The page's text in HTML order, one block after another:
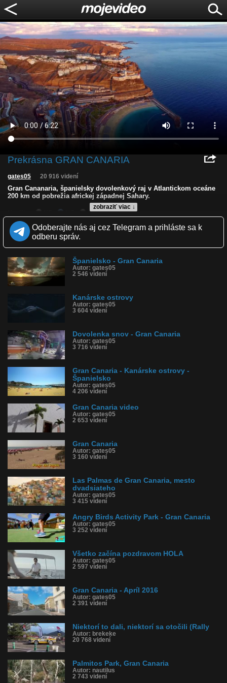
Prekrásna GRAN CANARIA
zobraziť viac ↓
gates05 20 916 videní
Gran Cananaria, španielsky dovolenkový raj v Atlantickom oceáne
200 km od pobrežia africkej západnej Sahary.
LQ
Zverejnené: 7.5.2016 13:06
Páči sa: 84% (51 hlasov)
Obľúbené: 28
Komentárov: 12
Kategória: cestovanie
Tagy: gran canaria, kanárske, kanárske ostrovy, tenerife,
dovolenka, piesok, krása, relax, voda, oceán, more, palmitos,
maspalomas, playa del ingles, las palmas, pobyt, hotel,
ubytovanie, yumbo, lopesan, riu, duny
História sledovanosti videa:
Odoberajte nás aj cez Telegram a prihláste sa k
odberu správ.
Španielsko - Gran Canaria
Autor: gates05
2 546 videní
Kanárske ostrovy
Autor: gates05
3 604 videní
Dovolenka snov - Gran Canaria
Autor: gates05
3 716 videní
Gran Canaria - Kanárske ostrovy -
Španielsko
Autor: gates05
4 206 videní
Gran Canaria video
Autor: gates05
2 653 videní
Gran Canaria
Autor: gates05
3 160 videní
Las Palmas de Gran Canaria, mesto
dvadsiateho
Autor: gates05
3 415 videní
Angry Birds Activity Park - Gran Canaria
Autor: gates05
3 252 videní
Všetko začína pozdravom HOLA
Autor: gates05
2 597 videní
Gran Canaria - Apríl 2016
Autor: gates05
2 391 videní
Niektorí to dali, niektorí sa otočili (Rally
Autor: brekeke
20 768 videní
Palmitos Park, Gran Canaria
Autor: nautilus
2 743 videní